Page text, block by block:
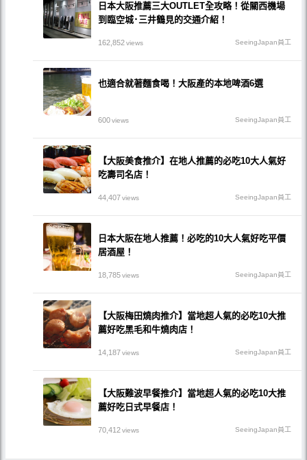
日本大阪推薦三大OUTLET全攻略！從關西機場
到臨空城･三井鶴見的交通介紹！
162,852views SeeingJapan員工
也適合就著麵食喝！大阪產的本地啤酒6選
600views SeeingJapan員工
【大阪美食推介】在地人推薦的必吃10大人氣好
吃壽司名店！
44,407views SeeingJapan員工
日本大阪在地人推薦！必吃的10大人氣好吃平價
居酒屋！
18,785views SeeingJapan員工
【大阪梅田燒肉推介】當地超人氣的必吃10大推
薦好吃黑毛和牛燒肉店！
14,187views SeeingJapan員工
【大阪難波早餐推介】當地超人氣的必吃10大推
薦好吃日式早餐店！
70,412views SeeingJapan員工